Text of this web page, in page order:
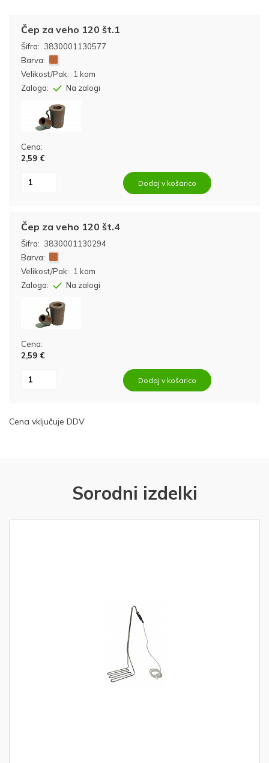
Šifra: 3830001130577
Čep za veho 120 št.1
Barva:
Velikost/Pak:
1 kom
Zaloga:
Na zalogi
Cena:
2,59 €
Dodaj v košarico
Šifra: 3830001130294
Čep za veho 120 št.4
Barva:
Velikost/Pak:
1 kom
Zaloga:
Na zalogi
Cena:
2,59 €
Dodaj v košarico
Cena vključuje DDV
Sorodni izdelki